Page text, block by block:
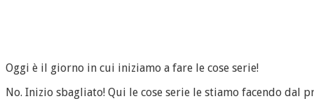
Oggi è il giorno in cui iniziamo a fare le cose serie!
No. Inizio sbagliato! Qui le cose serie le stiamo facendo